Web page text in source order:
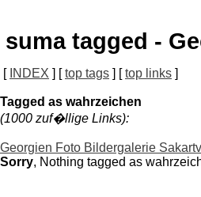
suma tagged -
[ INDEX ] [top tags ] [top links ]
Tagged as wahrzeichen
(1000 zuf�llige Links):
Georgien Foto Bildergalerie
Sorry, Nothing tagged as